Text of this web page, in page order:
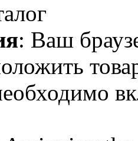
: Ваш